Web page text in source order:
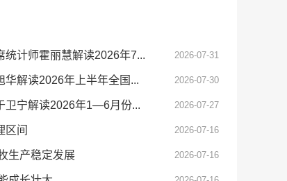
统计师霍丽慧解读2026年7... 2026-07-31
华解读2026年上半年全国... 2026-07-30
卫宁解读2026年1—6月份... 2026-07-27
区间 2026-07-16
生产稳定发展 2026-07-16